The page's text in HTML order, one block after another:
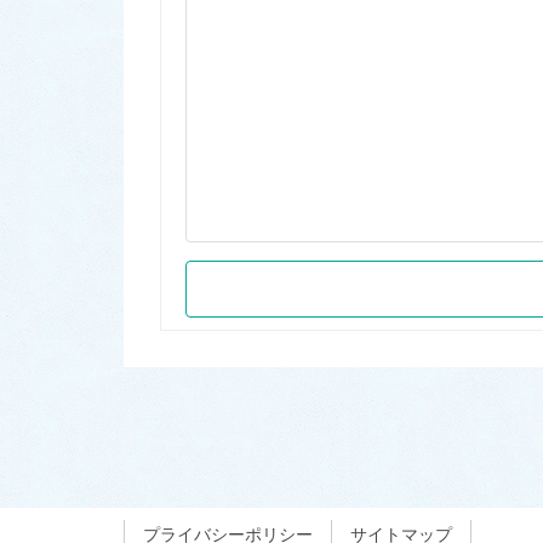
プライバシーポリシー サイトマップ